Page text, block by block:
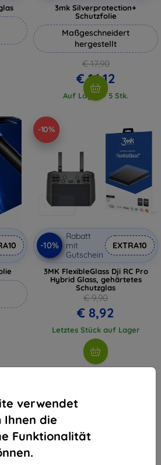
verwendet
Ihnen die
Funktionalität
3mk Silverprotection+
Schutzfolie
Maßgeschneidert
hergestellt
€ 17,90
€ 16,12
Auf Lager > 5 Stk.
-10%
-10%
Rabatt
mit
Gutschein
EXTRA10
3MK FlexibleGlass Dji RC Pro
Hybrid Glass, gehärtetes
Schutzglas
€ 9,90
€ 8,92
Letztes Stück auf Lager